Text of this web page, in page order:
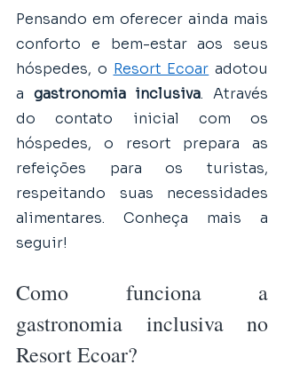
Pensando em oferecer ainda mais
conforto e bem-estar aos seus
hóspedes, o Resort Ecoar adotou
a gastronomia inclusiva. Através
do contato inicial com os
hóspedes, o resort prepara as
refeições para os turistas,
respeitando suas necessidades
alimentares. Conheça mais a
seguir!
Como funciona a
gastronomia inclusiva no
Resort Ecoar?